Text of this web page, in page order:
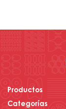
Productos
Categorías